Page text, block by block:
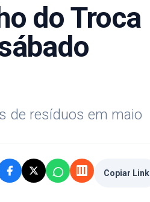
do Troca
de resíduos em maio
Copiar Link